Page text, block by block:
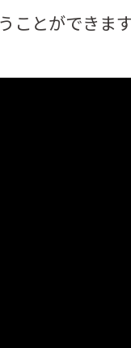
ことができま